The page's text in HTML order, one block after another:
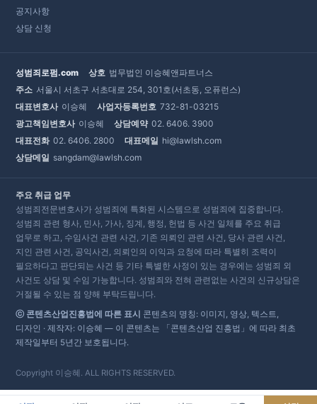
공지사항
상담 신청
성범죄로펌.com 상호 법무법인 이승혜앤파트너스
주소 서울시 서초구 서초대로 254, 301호(서초동, 오퓨런스)
대표변호사 이승혜 사업자등록번호 732-81-03215
광고책임변호사 이승혜 상담예약 02. 6406. 3900
대표전화 02. 6406. 2800 대표메일 hi@lawlsh.com
상담메일 sangdam@lawlsh.com
주요 취급 업무
성범죄전문변호사가 성범죄에 특화된 시스템으로 성범죄에 집중합니다.
성범죄 관련 형사, 민사, 가사, 징계, 행정, 헌법 등 사건 일체를 주요 취급
업무로 하고, 수임사건 관련 사건, 기존 의뢰인 관련 사건, 당사 관련 사건,
지인 관련 사건, 공익사건, 의뢰인의 이익과 요청에 따라 특별히 조력이
필요하다고 판단되는 사건 등 기타 특별한 사정이 있는 경우에는 성범죄 외
사건도 상담 및 수임 가능합니다. 성범죄와 전혀 관련없는 사건의 신규상담은
거절될 수 있는 점 양해 부탁드립니다.
ⓒ 콘텐츠산업진흥법에 따른 표시 콘텐츠의 명칭: 이미지, 영상, 텍스트,
디자인 · 제작자: 이승혜 — 이 콘텐츠는 「콘텐츠산업 진흥법」에 따라 최초
제작일부터 5년간 보호됩니다.
Copyright 이승혜. ALL RIGHTS RESERVED.